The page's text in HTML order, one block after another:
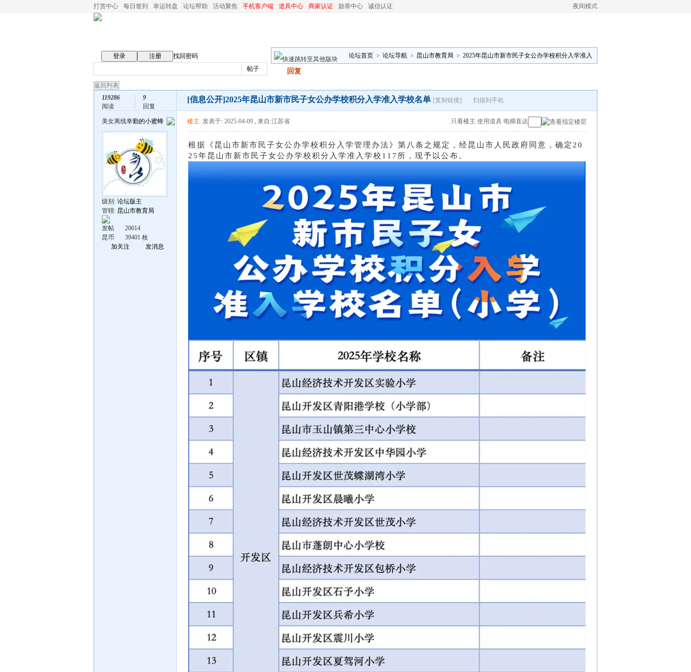
夜间模式
打赏中心 每日签到 幸运转盘 论坛帮助 活动聚焦 手机客户端 道具中心 商家认证 勋章中心 诚信认证
登录 注册
找回密码
帖子
论坛首页 > 论坛导航 > 昆山市教育局 > 2025年昆山市新市民子女公办学校积分入学准入
回复
返回列表
119286
阅读
9
回复
[信息公开]2025年昆山市新市民子女公办学校积分入学准入学校名单 [复制链接] 扫描到手机
美女离线辛勤的小蜜蜂
级别: 论坛版主
管辖: 昆山市教育局
发帖
20614
昆币
39401 枚
加关注
发消息
只看楼主 使用道具 电梯直达
楼主 发表于: 2025-04-09 , 来自:江苏省
根据《昆山市新市民子女公办学校积分入学管理 办法》第 八 条之规定，经昆山市人民政府同意，确定 20
2 5年昆山市新市民子女公办学校积分入学准入学校 1 17 所，现予以公布。